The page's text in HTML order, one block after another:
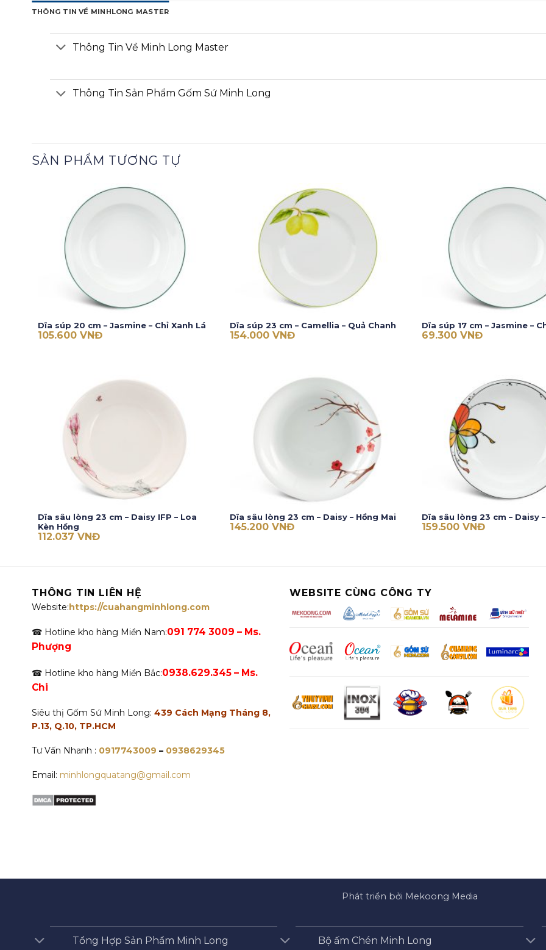
THÔNG TIN VỀ MINHLONG MASTER
Thông Tin Về Minh Long Master
Thông Tin Sản Phẩm Gốm Sứ Minh Long
SẢN PHẨM TƯƠNG TỰ
Dĩa súp 20 cm – Jasmine – Chỉ Xanh Lá
105.600 VNĐ
Dĩa súp 23 cm – Camellia – Quả Chanh
154.000 VNĐ
Dĩa súp 17 cm – Jasmine –
69.300 VNĐ
Dĩa sâu lòng 23 cm – Daisy IFP – Loa
Kèn Hồng
112.037 VNĐ
Dĩa sâu lòng 23 cm – Daisy – Hồng Mai
145.200 VNĐ
Dĩa sâu lòng 23 cm – Daisy
159.500 VNĐ
THÔNG TIN LIÊN HỆ
Website:https://cuahangminhlong.com
☎ Hotline kho hàng Miền Nam:091 774 3009 – Ms.
Phượng
☎ Hotline kho hàng Miền Bắc:0938.629.345 – Ms.
Chi
Siêu thị Gốm Sứ Minh Long: 439 Cách Mạng Tháng 8,
P.13, Q.10, TP.HCM
Tư Vấn Nhanh : 0917743009 – 0938629345
Email: minhlongquatang@gmail.com
WEBSITE CÙNG CÔNG TY
Phát triển bởi Mekoong Media
Tổng Hợp Sản Phẩm Minh Long Bộ ấm Chén Minh Long